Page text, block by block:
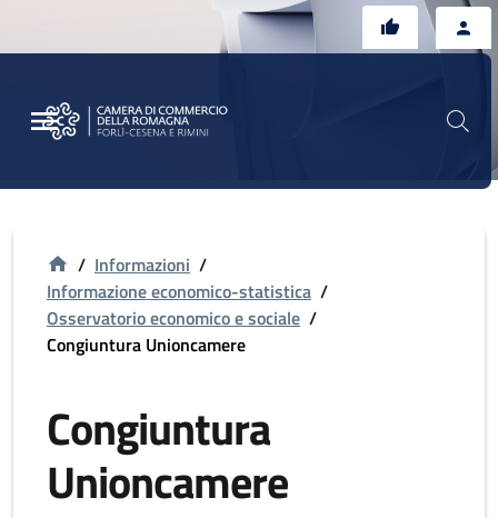
/ Informazioni /
Informazione economico-statistica /
Osservatorio economico e sociale /
Congiuntura Unioncamere
Congiuntura
Unioncamere